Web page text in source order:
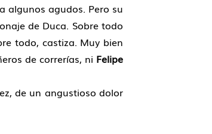
algunos agudos. Pero su
de Duca. Sobre todo
todo, castiza. Muy bien
de correrías, ni Felipe
de un angustioso dolor